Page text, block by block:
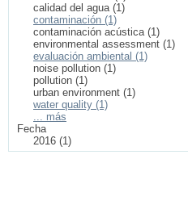
calidad del agua (1)
contaminación (1)
contaminación acústica (1)
environmental assessment (1)
evaluación ambiental (1)
noise pollution (1)
pollution (1)
urban environment (1)
water quality (1)
... más
Fecha
2016 (1)